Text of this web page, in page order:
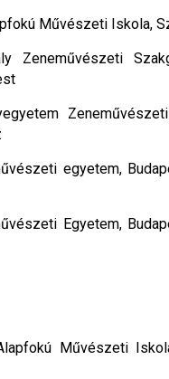
Művészeti Iskola,
Zeneművészeti
egyetem,
Egyetem,
Művészeti